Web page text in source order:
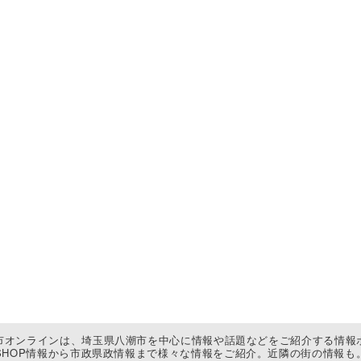
オンラインは、埼玉県八潮市を中心に情報や話題などをご紹介する情報
情報から市政県政情報まで様々な情報をご紹介。近隣の街の情報も。